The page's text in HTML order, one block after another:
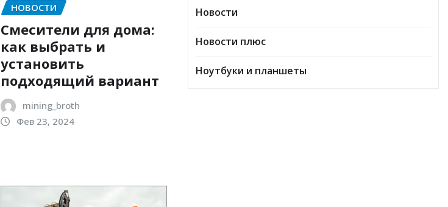
НОВОСТИ
Смесители для дома:
как выбрать и
установить
подходящий вариант
mining_broth
Фев 23, 2024
Новости
Новости плюс
Ноутбуки и планшеты